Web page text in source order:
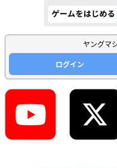
ヤングマ
ログイン